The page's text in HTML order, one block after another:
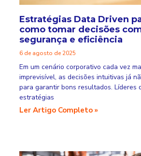
Estratégias Data Driven
como tomar decisões
segurança e eficiência
6 de agosto de 2025
Em um cenário corporativo cada vez
imprevisível, as decisões intuitivas já
para garantir bons resultados. Líderes
estratégias
Ler Artigo Completo »